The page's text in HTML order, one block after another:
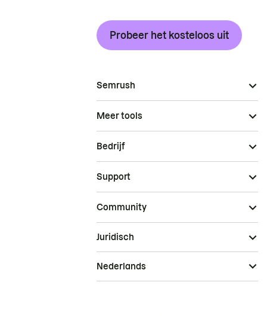
Probeer het kosteloos uit
Semrush
Meer tools
Bedrijf
Support
Community
Juridisch
Nederlands